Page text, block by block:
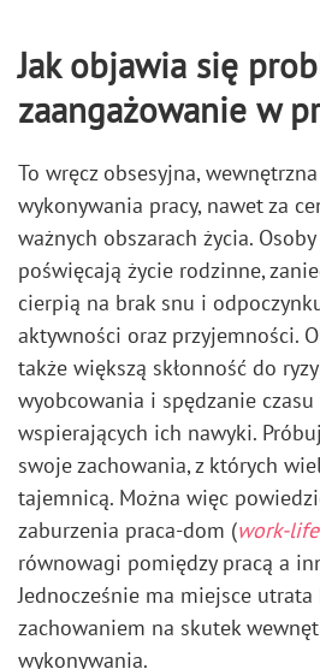
Jak objawia się
zaangażowanie w
To wręcz obsesyjna,
wykonywania pracy, nawet za
ważnych obszarach życia.
poświęcają życie rodzinne,
cierpią na brak snu i
aktywności oraz przyjemności.
także większą skłonność do
wyobcowania i spędzanie
wspierających ich nawyki.
swoje zachowania, z których
tajemnicą. Można więc
zaburzenia praca-dom (work-
równowagi pomiędzy pracą a
Jednocześnie ma miejsce
zachowaniem na skutek
wykonywania.